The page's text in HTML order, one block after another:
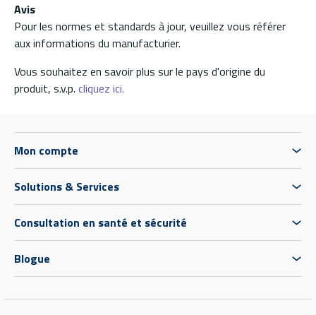
Avis
Pour les normes et standards à jour, veuillez vous référer
aux informations du manufacturier.
Vous souhaitez en savoir plus sur le pays d'origine du
produit, s.v.p. cliquez ici.
Mon compte
Solutions & Services
Consultation en santé et sécurité
Blogue